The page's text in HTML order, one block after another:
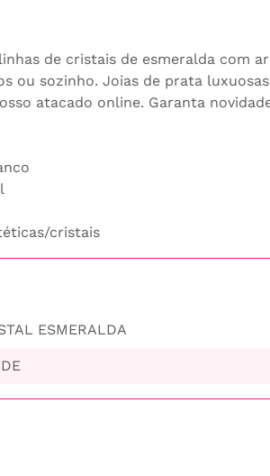
de cristais de esmeralda com
ou sozinho. Joias de prata
atacado online. Garanta
cristais
ESMERALDA